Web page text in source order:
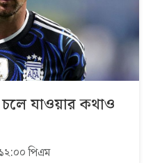
চলে যাওয়ার কথাও
পিএম